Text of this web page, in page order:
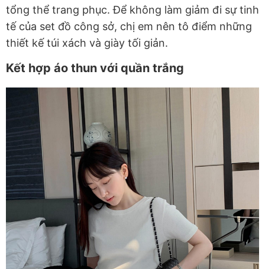
tổng thể trang phục. Để không làm giảm đi sự tinh
tế của set đồ công sở, chị em nên tô điểm những
thiết kế túi xách và giày tối giản.
Kết hợp áo thun với quần trắng